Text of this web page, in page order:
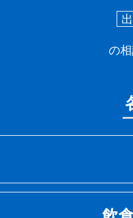
の
建設業に関連する